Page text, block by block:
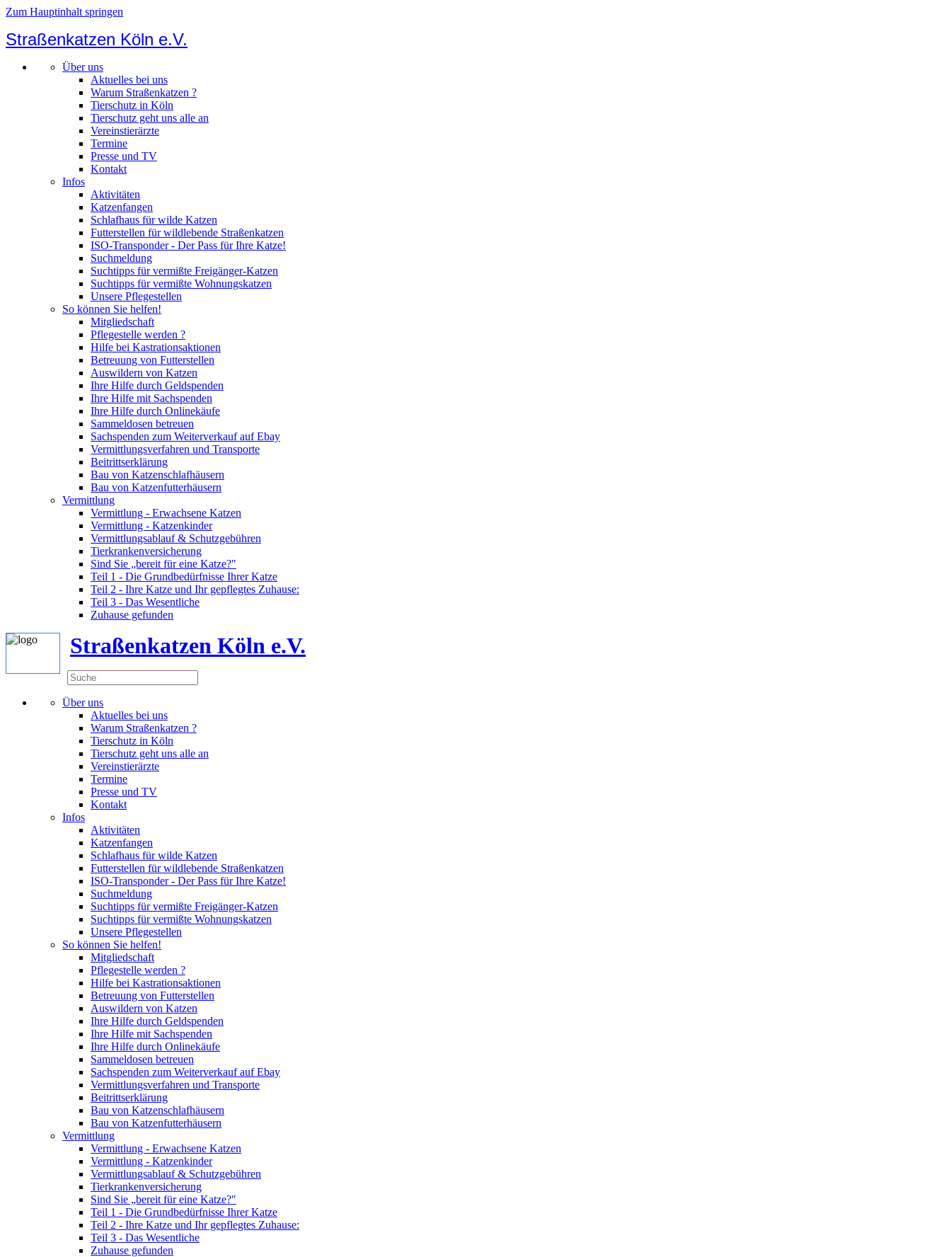
Zum Hauptinhalt springen
Straßenkatzen Köln e.V.
Über uns
Aktuelles bei uns
Warum Straßenkatzen ?
Tierschutz in Köln
Tierschutz geht uns alle an
Vereinstierärzte
Termine
Presse und TV
Kontakt
Infos
Aktivitäten
Katzenfangen
Schlafhaus für wilde Katzen
Futterstellen für wildlebende Straßenkatzen
ISO-Transponder - Der Pass für Ihre Katze!
Suchmeldung
Suchtipps für vermißte Freigänger-Katzen
Suchtipps für vermißte Wohnungskatzen
Unsere Pflegestellen
So können Sie helfen!
Mitgliedschaft
Pflegestelle werden ?
Hilfe bei Kastrationsaktionen
Betreuung von Futterstellen
Auswildern von Katzen
Ihre Hilfe durch Geldspenden
Ihre Hilfe mit Sachspenden
Ihre Hilfe durch Onlinekäufe
Sammeldosen betreuen
Sachspenden zum Weiterverkauf auf Ebay
Vermittlungsverfahren und Transporte
Beitrittserklärung
Bau von Katzenschlafhäusern
Bau von Katzenfutterhäusern
Vermittlung
Vermittlung - Erwachsene Katzen
Vermittlung - Katzenkinder
Vermittlungsablauf & Schutzgebühren
Tierkrankenversicherung
Sind Sie „bereit für eine Katze?"
Teil 1 - Die Grundbedürfnisse Ihrer Katze
Teil 2 - Ihre Katze und Ihr gepflegtes Zuhause:
Teil 3 - Das Wesentliche
Zuhause gefunden
Straßenkatzen Köln e.V.
Über uns
Aktuelles bei uns
Warum Straßenkatzen ?
Tierschutz in Köln
Tierschutz geht uns alle an
Vereinstierärzte
Termine
Presse und TV
Kontakt
Infos
Aktivitäten
Katzenfangen
Schlafhaus für wilde Katzen
Futterstellen für wildlebende Straßenkatzen
ISO-Transponder - Der Pass für Ihre Katze!
Suchmeldung
Suchtipps für vermißte Freigänger-Katzen
Suchtipps für vermißte Wohnungskatzen
Unsere Pflegestellen
So können Sie helfen!
Mitgliedschaft
Pflegestelle werden ?
Hilfe bei Kastrationsaktionen
Betreuung von Futterstellen
Auswildern von Katzen
Ihre Hilfe durch Geldspenden
Ihre Hilfe mit Sachspenden
Ihre Hilfe durch Onlinekäufe
Sammeldosen betreuen
Sachspenden zum Weiterverkauf auf Ebay
Vermittlungsverfahren und Transporte
Beitrittserklärung
Bau von Katzenschlafhäusern
Bau von Katzenfutterhäusern
Vermittlung
Vermittlung - Erwachsene Katzen
Vermittlung - Katzenkinder
Vermittlungsablauf & Schutzgebühren
Tierkrankenversicherung
Sind Sie „bereit für eine Katze?"
Teil 1 - Die Grundbedürfnisse Ihrer Katze
Teil 2 - Ihre Katze und Ihr gepflegtes Zuhause:
Teil 3 - Das Wesentliche
Zuhause gefunden